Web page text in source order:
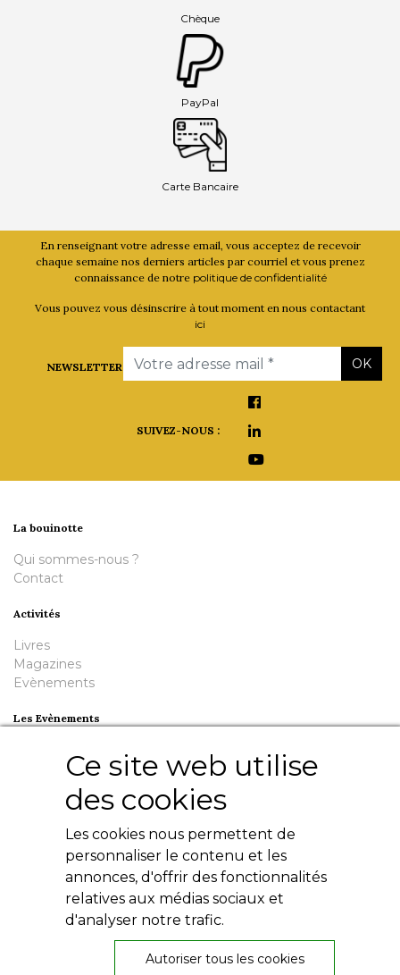
Ce site web utilise
des cookies
Les cookies nous permettent de
personnaliser le contenu et les
annonces, d'offrir des fonctionnalités
relatives aux médias sociaux et
d'analyser notre trafic.
Autoriser tous les cookies
Chèque
PayPal
Carte Bancaire
En renseignant votre adresse email, vous acceptez de recevoir
chaque semaine nos derniers articles par courriel et vous prenez
connaissance de notre politique de confidentialité
Vous pouvez vous désinscrire à tout moment en nous contactant
ici
NEWSLETTER
Email OK
SUIVEZ-NOUS :
La bouinotte
Qui sommes-nous ?
Contact
Activités
Livres
Magazines
Evènements
Les Evènements
Nuit de la Bouinotte
Besoin d'aide ?
Livres numériques
Mentions légales
Conditions générales
Politique de confidentialité